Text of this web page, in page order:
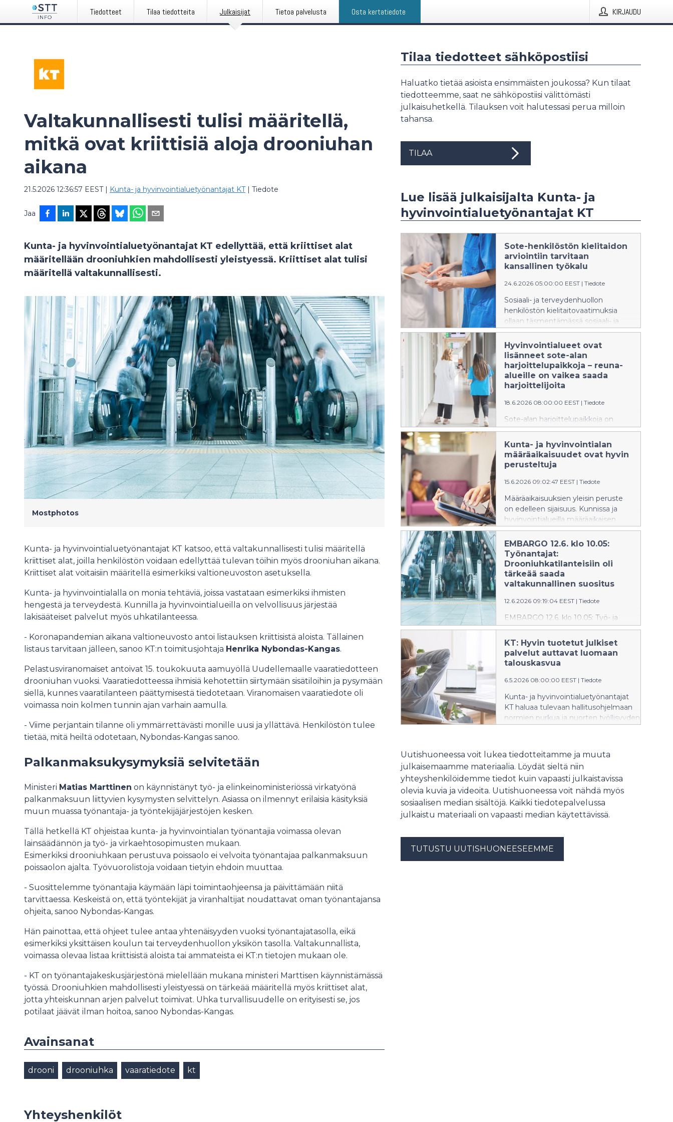
Tiedotteet Tilaa tiedotteita Julkaisijat Tietoa palvelusta Osta kertatiedote KIRJAUDU
Valtakunnallisesti tulisi määritellä,
mitkä ovat kriittisiä aloja drooniuhan
aikana
21.5.2026 12:36:57 EEST| Kunta- ja hyvinvointialuetyönantajat KT | Tiedote
Jaa
Kunta- ja hyvinvointialuetyönantajat KT edellyttää, että kriittiset alat
määritellään drooniuhkien mahdollisesti yleistyessä. Kriittiset alat tulisi
määritellä valtakunnallisesti.
Mostphotos
Kunta- ja hyvinvointialuetyönantajat KT katsoo, että valtakunnallisesti tulisi määritellä
kriittiset alat, joilla henkilöstön voidaan edellyttää tulevan töihin myös drooniuhan aikana.
Kriittiset alat voitaisiin määritellä esimerkiksi valtioneuvoston asetuksella.
Kunta- ja hyvinvointialalla on monia tehtäviä, joissa vastataan esimerkiksi ihmisten
hengestä ja terveydestä. Kunnilla ja hyvinvointialueilla on velvollisuus järjestää
lakisääteiset palvelut myös uhkatilanteessa.
- Koronapandemian aikana valtioneuvosto antoi listauksen kriittisistä aloista. Tällainen
listaus tarvitaan jälleen, sanoo KT:n toimitusjohtaja Henrika Nybondas-Kangas.
Pelastusviranomaiset antoivat 15. toukokuuta aamuyöllä Uudellemaalle vaaratiedotteen
drooniuhan vuoksi. Vaaratiedotteessa ihmisiä kehotettiin siirtymään sisätiloihin ja pysymään
siellä, kunnes vaaratilanteen päättymisestä tiedotetaan. Viranomaisen vaaratiedote oli
voimassa noin kolmen tunnin ajan varhain aamulla.
- Viime perjantain tilanne oli ymmärrettävästi monille uusi ja yllättävä. Henkilöstön tulee
tietää, mitä heiltä odotetaan, Nybondas-Kangas sanoo.
Palkanmaksukysymyksiä selvitetään
Ministeri Matias Marttinen on käynnistänyt työ- ja elinkeinoministeriössä virkatyönä
palkanmaksuun liittyvien kysymysten selvittelyn. Asiassa on ilmennyt erilaisia käsityksiä
muun muassa työnantaja- ja työntekijäjärjestöjen kesken.
Tällä hetkellä KT ohjeistaa kunta- ja hyvinvointialan työnantajia voimassa olevan
lainsäädännön ja työ- ja virkaehtosopimusten mukaan.
Esimerkiksi drooniuhkaan perustuva poissaolo ei velvoita työnantajaa palkanmaksuun
poissaolon ajalta. Työvuorolistoja voidaan tietyin ehdoin muuttaa.
- Suosittelemme työnantajia käymään läpi toimintaohjeensa ja päivittämään niitä
tarvittaessa. Keskeistä on, että työntekijät ja viranhaltijat noudattavat oman työnantajansa
ohjeita, sanoo Nybondas-Kangas.
Hän painottaa, että ohjeet tulee antaa yhtenäisyyden vuoksi työnantajatasolla, eikä
esimerkiksi yksittäisen koulun tai terveydenhuollon yksikön tasolla. Valtakunnallista,
voimassa olevaa listaa kriittisistä aloista tai ammateista ei KT:n tietojen mukaan ole.
- KT on työnantajakeskusjärjestönä mielellään mukana ministeri Marttisen käynnistämässä
työssä. Drooniuhkien mahdollisesti yleistyessä on tärkeää määritellä myös kriittiset alat,
jotta yhteiskunnan arjen palvelut toimivat. Uhka turvallisuudelle on erityisesti se, jos
potilaat jäävät ilman hoitoa, sanoo Nybondas-Kangas.
Avainsanat
drooni drooniuhka vaaratiedote kt
Yhteyshenkilöt
Tilaa tiedotteet sähköpostiisi
Haluatko tietää asioista ensimmäisten joukossa? Kun tilaat
tiedotteemme, saat ne sähköpostiisi välittömästi
julkaisuhetkellä. Tilauksen voit halutessasi perua milloin
tahansa.
TILAA
Lue lisää julkaisijalta Kunta- ja
hyvinvointialuetyönantajat KT
Sote-henkilöstön kielitaidon
arviointiin tarvitaan
kansallinen työkalu
24.6.2026 05:00:00 EEST | Tiedote
Sosiaali- ja terveydenhuollon
henkilöstön kielitaitovaatimuksia
ollaan täsmentämässä sosiaali- ja
terveysministeriön valmistelemin
lainsäädäntömuutoksin. KT korostaa,
että täsmennykset eivät saa
aiheuttaa kohtuutonta taakkaa
työnantajille.
Hyvinvointialueet ovat
lisänneet sote-alan
harjoittelupaikkoja – reuna-
alueille on vaikea saada
harjoittelijoita
18.6.2026 08:00:00 EEST | Tiedote
Sote-alan harjoittelupaikkoja on
saatavilla monin paikoin liian vähän
tai ne jakautuvat epätasaisesti. Osa
paikoista jää myös käyttämättä,
selviää KT:n hyvinvointialueille
tekemästä kyselystä. Työnantajat
tarvitsevat järjestämiseen lisää
valtakunnallisia ratkaisuja.
Kunta- ja hyvinvointialan
määräaikaisuudet ovat hyvin
perusteltuja
15.6.2026 09:02:47 EEST | Tiedote
Määräaikaisuuksien yleisin peruste
on edelleen sijaisuus. Kunnissa ja
hyvinvointialueilla määräaikaisen
henkilöstön tarvetta lisäävät lakiin
kirjatut kelpoisuusehdot ja
henkilöstömitoitukset.
EMBARGO 12.6. klo 10.05:
Työnantajat:
Drooniuhkatilanteisiin oli
tärkeää saada
valtakunnallinen suositus
12.6.2026 09:19:04 EEST | Tiedote
EMBARGO 12.6. klo 10.05: Työ- ja
elinkeinoministeriön kolmikantainen
työryhmä sai valmiiksi suositukset
työpaikoille drooniuhkatilanteiden
varalta. Lähtökohtana on, että
Suositukset perustuvat
ja niitä päivitetään tarvittaessa. EK,
KT ja Suomen Yrittäjät pitävät
ratkaisua vastuullisena.
KT: Hyvin tuotetut julkiset
palvelut auttavat luomaan
talouskasvua
6.5.2026 08:00:00 EEST | Tiedote
Kunta- ja hyvinvointialuetyönantajat
KT haluaa tulevaan hallitusohjelmaan
normien purkua ja nuorten työllisyyden
tärkeät palvelut ja
vahvistaa julkista taloutta.
Uutishuoneessa voit lukea tiedotteitamme ja muuta
julkaisemaamme materiaalia. Löydät sieltä niin
yhteyshenkilöidemme tiedot kuin vapaasti julkaistavissa
olevia kuvia ja videoita. Uutishuoneessa voit nähdä myös
sosiaalisen median sisältöjä. Kaikki tiedotepalvelussa
julkaistu materiaali on vapaasti median käytettävissä.
TUTUSTU UUTISHUONEESEEMME